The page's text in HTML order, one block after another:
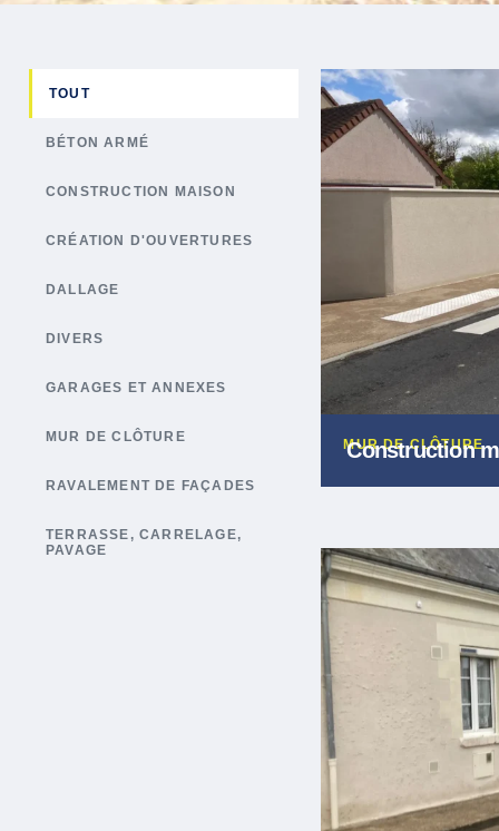
BÉTON ARMÉ
CONSTRUCTION MAISON
CRÉATION D'OUVERTURES
DALLAGE
DIVERS
GARAGES ET ANNEXES
MUR DE CLÔTURE
RAVALEMENT DE FAÇADES
TERRASSE, CARRELAGE,
PAVAGE
TOUT
MUR DE CLÔTURE
Construction